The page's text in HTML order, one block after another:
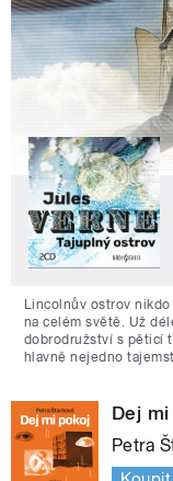
Lincolnův ostrov
na celém světě. Už
dobrodružství s pěticí
hlavně nejedno
Dej
Petra